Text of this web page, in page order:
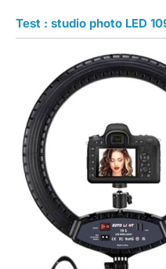
Test : studio photo LED